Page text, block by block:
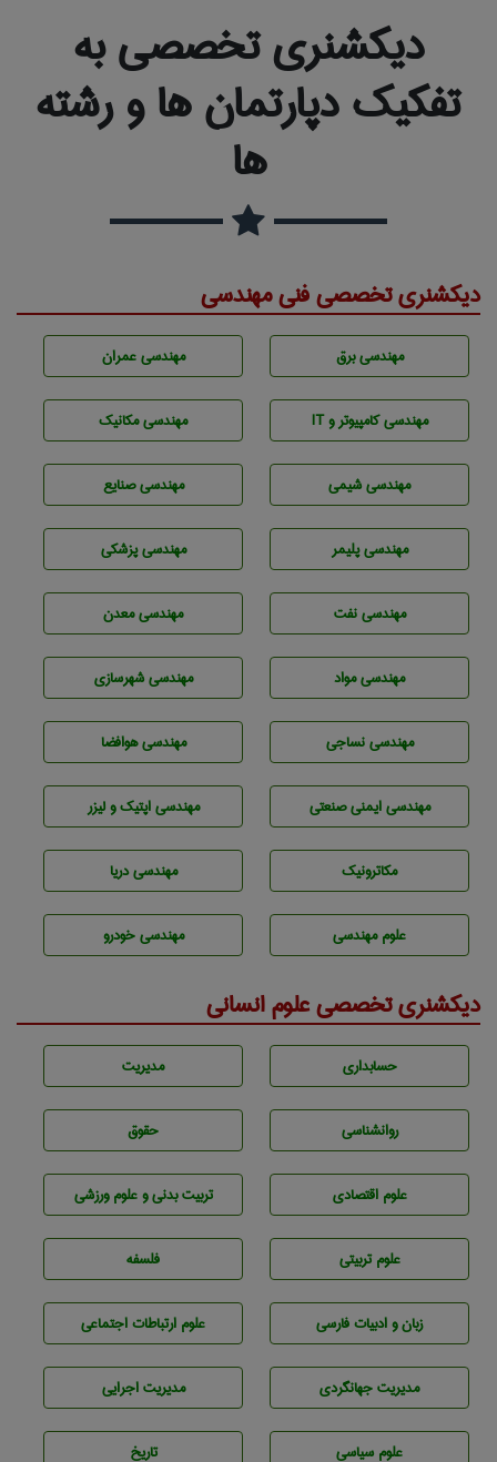
دیکشنری تخصصی به
تفکیک دپارتمان ها و رشته
ها
دیکشنری تخصصی فنی مهندسی
مهندسی برق مهندسی عمران
مهندسی كامپيوتر و IT مهندسی مکانیک
مهندسي شيمی مهندسی صنايع
مهندسی پليمر مهندسی پزشکی
مهندسی نفت مهندسی معدن
مهندسی مواد مهندسی شهرسازی
مهندسي نساجی مهندسی هوافضا
مهندسی ایمنی صنعتی مهندسی اپتیک و لیزر
مکاترونیک مهندسی دریا
علوم مهندسی مهندسی خودرو
دیکشنری تخصصی علوم انسانی
حسابداری مديريت
روانشناسی حقوق
علوم اقتصادی تربيت بدنی و علوم ورزشی
علوم تربيتی فلسفه
زبان و ادبيات فارسی علوم ارتباطات اجتماعی
مديريت جهانگردی مديريت اجرايی
علوم سياسی تاريخ